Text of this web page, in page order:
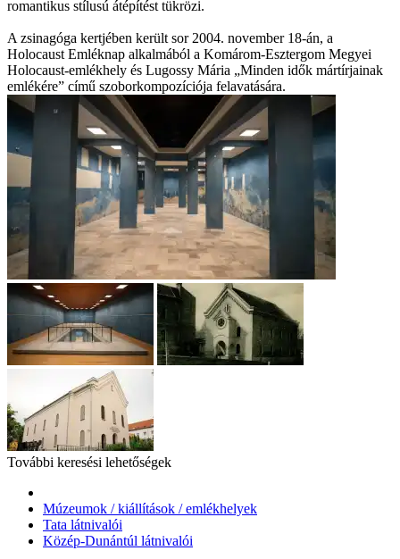
romantikus stílusú átépítést tükrözi.
A zsinagóga kertjében került sor 2004. november 18-án, a
Holocaust Emléknap alkalmából a Komárom-Esztergom Megyei
Holocaust-emlékhely és Lugossy Mária „Minden idők mártírjainak
emlékére” című szoborkompozíciója felavatására.
További keresési lehetőségek
Múzeumok / kiállítások / emlékhelyek
Tata látnivalói
Közép-Dunántúl látnivalói